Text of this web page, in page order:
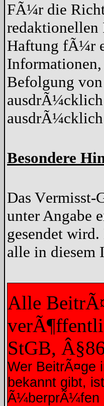
FÃ¼r die
Haftung fÃ¼r
Informationen,
Befolgung
ausdrÃ¼cklich
Besondere
Das
unter Angabe
gesendet
alle in diesem
Alle
StGB,
Wer BeitrÃ¤ge
bekannt gibt,
Ã¼berprÃ¼fen